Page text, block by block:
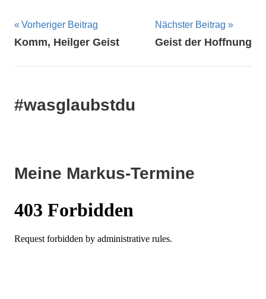
Beitragsnavigation
Vorheriger Beitrag
Komm, Heilger Geist
Nächster Beitrag
Geist der Hoffnung
#wasglaubstdu
Meine Markus-Termine